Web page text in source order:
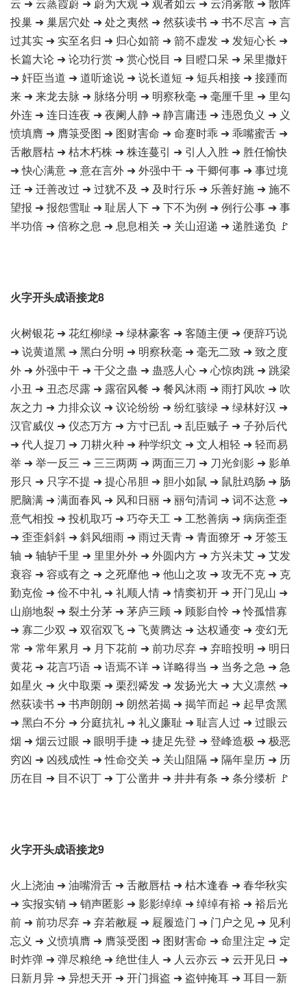
投巢 ➜ 巢居穴处 ➜ 处之夷然 ➜ 然荻读书 ➜ 书不尽言 ➜ 言
过其实 ➜ 实至名归 ➜ 归心如箭 ➜ 箭不虚发 ➜ 发短心长 ➜
长篇大论 ➜ 论功行赏 ➜ 赏心悦目 ➜ 目瞪口呆 ➜ 呆里撒奸
➜ 奸臣当道 ➜ 道听途说 ➜ 说长道短 ➜ 短兵相接 ➜ 接踵而
来 ➜ 来龙去脉 ➜ 脉络分明 ➜ 明察秋毫 ➜ 毫厘千里 ➜ 里勾
外连 ➜ 连日连夜 ➜ 夜阑人静 ➜ 静言庸违 ➜ 违恩负义 ➜ 义
愤填膺 ➜ 膺箓受图 ➜ 图财害命 ➜ 命蹇时乖 ➜ 乖嘴蜜舌 ➜
舌敝唇枯 ➜ 枯木朽株 ➜ 株连蔓引 ➜ 引人入胜 ➜ 胜任愉快
➜ 快心满意 ➜ 意在言外 ➜ 外强中干 ➜ 干卿何事 ➜ 事过境
迁 ➜ 迁善改过 ➜ 过犹不及 ➜ 及时行乐 ➜ 乐善好施 ➜ 施不
望报 ➜ 报怨雪耻 ➜ 耻居人下 ➜ 下不为例 ➜ 例行公事 ➜ 事
半功倍 ➜ 倍称之息 ➜ 息息相关 ➜ 关山迢递 ➜ 递胜递负 🚩
火字开头成语接龙8
火树银花 ➜ 花红柳绿 ➜ 绿林豪客 ➜ 客随主便 ➜ 便辞巧说
➜ 说黄道黑 ➜ 黑白分明 ➜ 明察秋毫 ➜ 毫无二致 ➜ 致之度
外 ➜ 外强中干 ➜ 干父之蛊 ➜ 蛊惑人心 ➜ 心惊肉跳 ➜ 跳梁
小丑 ➜ 丑态尽露 ➜ 露宿风餐 ➜ 餐风沐雨 ➜ 雨打风吹 ➜ 吹
灰之力 ➜ 力排众议 ➜ 议论纷纷 ➜ 纷红骇绿 ➜ 绿林好汉 ➜
汉官威仪 ➜ 仪态万方 ➜ 方寸已乱 ➜ 乱臣贼子 ➜ 子孙后代
➜ 代人捉刀 ➜ 刀耕火种 ➜ 种学织文 ➜ 文人相轻 ➜ 轻而易
举 ➜ 举一反三 ➜ 三三两两 ➜ 两面三刀 ➜ 刀光剑影 ➜ 影单
形只 ➜ 只字不提 ➜ 提心吊胆 ➜ 胆小如鼠 ➜ 鼠肚鸡肠 ➜ 肠
肥脑满 ➜ 满面春风 ➜ 风和日丽 ➜ 丽句清词 ➜ 词不达意 ➜
意气相投 ➜ 投机取巧 ➜ 巧夺天工 ➜ 工愁善病 ➜ 病病歪歪
➜ 歪歪斜斜 ➜ 斜风细雨 ➜ 雨过天青 ➜ 青面獠牙 ➜ 牙签玉
轴 ➜ 轴轳千里 ➜ 里里外外 ➜ 外圆内方 ➜ 方兴未艾 ➜ 艾发
衰容 ➜ 容或有之 ➜ 之死靡他 ➜ 他山之攻 ➜ 攻无不克 ➜ 克
勤克俭 ➜ 俭不中礼 ➜ 礼顺人情 ➜ 情窦初开 ➜ 开门见山 ➜
山崩地裂 ➜ 裂土分茅 ➜ 茅庐三顾 ➜ 顾影自怜 ➜ 怜孤惜寡
➜ 寡二少双 ➜ 双宿双飞 ➜ 飞黄腾达 ➜ 达权通变 ➜ 变幻无
常 ➜ 常年累月 ➜ 月下花前 ➜ 前功尽弃 ➜ 弃暗投明 ➜ 明日
黄花 ➜ 花言巧语 ➜ 语焉不详 ➜ 详略得当 ➜ 当务之急 ➜ 急
如星火 ➜ 火中取栗 ➜ 栗烈觱发 ➜ 发扬光大 ➜ 大义凛然 ➜
然荻读书 ➜ 书声朗朗 ➜ 朗然若揭 ➜ 揭竿而起 ➜ 起早贪黑
➜ 黑白不分 ➜ 分庭抗礼 ➜ 礼义廉耻 ➜ 耻言人过 ➜ 过眼云
烟 ➜ 烟云过眼 ➜ 眼明手捷 ➜ 捷足先登 ➜ 登峰造极 ➜ 极恶
穷凶 ➜ 凶残成性 ➜ 性命交关 ➜ 关山阻隔 ➜ 隔年皇历 ➜ 历
历在目 ➜ 目不识丁 ➜ 丁公凿井 ➜ 井井有条 ➜ 条分缕析 🚩
火字开头成语接龙9
火上浇油 ➜ 油嘴滑舌 ➜ 舌敝唇枯 ➜ 枯木逢春 ➜ 春华秋实
➜ 实报实销 ➜ 销声匿影 ➜ 影影绰绰 ➜ 绰绰有裕 ➜ 裕后光
前 ➜ 前功尽弃 ➜ 弃若敝屣 ➜ 屣履造门 ➜ 门户之见 ➜ 见利
忘义 ➜ 义愤填膺 ➜ 膺箓受图 ➜ 图财害命 ➜ 命里注定 ➜ 定
时炸弹 ➜ 弹尽粮绝 ➜ 绝世佳人 ➜ 人云亦云 ➜ 云开见日 ➜
日新月异 ➜ 异想天开 ➜ 开门揖盗 ➜ 盗钟掩耳 ➜ 耳目一新